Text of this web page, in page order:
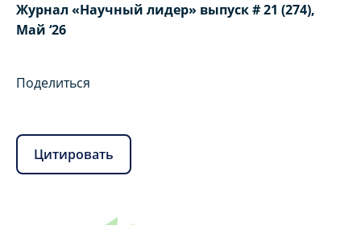
Журнал «Научный лидер» выпуск # 21 (274),
Май ‘26
Поделиться
Цитировать